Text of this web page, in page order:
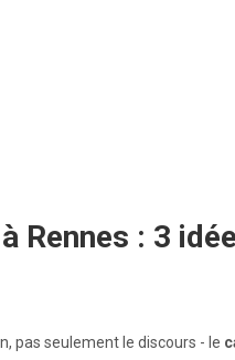
Rennes : 3
pas seulement le discours - le